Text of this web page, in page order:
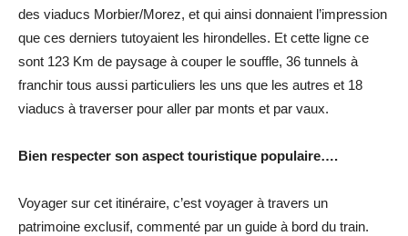
des viaducs Morbier/Morez, et qui ainsi donnaient l’impression
que ces derniers tutoyaient les hirondelles. Et cette ligne ce
sont 123 Km de paysage à couper le souffle, 36 tunnels à
franchir tous aussi particuliers les uns que les autres et 18
viaducs à traverser pour aller par monts et par vaux.
Bien respecter son aspect touristique populaire….
Voyager sur cet itinéraire, c’est voyager à travers un
patrimoine exclusif, commenté par un guide à bord du train.